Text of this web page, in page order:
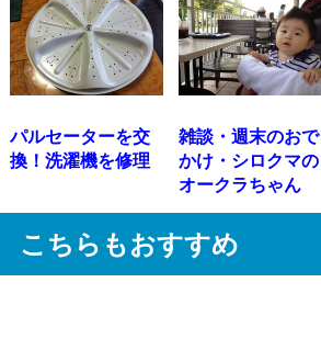
パルセーターを交
換！洗濯機を修理
雑談・週末のおで
かけ・シロクマの
オークラちゃん
こちらもおすすめ